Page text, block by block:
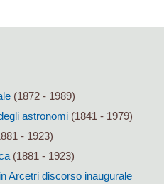
(1872 - 1989)
astronomi(1841 - 1979)
- 1923)
(1881 - 1923)
Arcetri discorso inaugurale